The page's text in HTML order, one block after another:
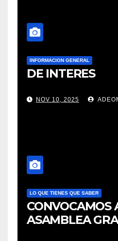
INFORMACION GENERAL
DE INTERES
NOV 10, 2025
LO QUE TIENES QUE SABER
CONVOCAMOS
ASAMBLEA